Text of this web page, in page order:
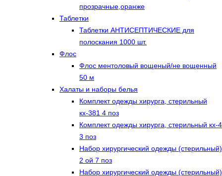
прозрачные,оранже
Таблетки
Таблетки АНТИСЕПТИЧЕСКИЕ для
полоскания 1000 шт.
Флос
Флос ментоловый вощеный/не вощенный
50 м
Халаты и наборы белья
Комплект одежды хирурга, стерильный
кх-381 4 поз
Комплект одежды хирурга, стерильный кх-4
3 поз
Набор хирургический одежды (стерильный)
2 ой 7 поз
Набор хирургический одежды (стерильный)